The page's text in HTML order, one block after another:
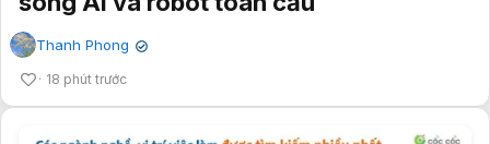
Thanh Phong ✔
18 phút trước